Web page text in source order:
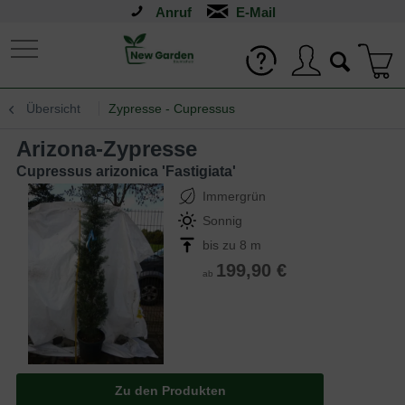
Anruf
Übersicht Zypresse - Cupressus
Arizona-Zypresse
Cupressus arizonica 'Fastigiata'
Immergrün
Sonnig
bis zu 8 m
ab 199,90 €
Zu den Produkten